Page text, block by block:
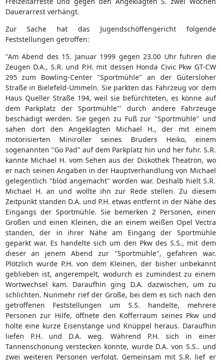
Dauerarrest verhängt.
Zur Sache hat das Jugendschöffengericht folgende
Feststellungen getroffen:
"Am Abend des 15. Januar 1999 gegen 23.00 Uhr fuhren die
Zeugen D.A., S.R. und P.H. mit dessen Honda Civic Pkw GT-CW
295 zum Bowling-Center "Sportmühle" an der Gütersloher
Straße in Bielefeld-Ummeln. Sie parkten das Fahrzeug vor dem
Haus Queller Straße 194, weil sie befürchteten, es könne auf
dem Parkplatz der Sportmühle"' durch andere Fahrzeuge
beschädigt werden. Sie gegen zu Fuß zur "Sportmühle" und
sahen dort den Angeklagten Michael H., der mit einem
motorisierten Miniroller seines Bruders Heiko, einem
sogenannten "Go Pad" auf dem Parkplatz hin und her fuhr. S.R.
kannte Michael H. vom Sehen aus der Diskothek Theatron, wo
er nach seinen Angaben in der Hauptverhandlung von Michael
gelegentlich "blöd angemacht" worden war. Deshalb hielt S.R.
Michael H. an und wollte ihn zur Rede stellen. Zu diesem
Zeitpunkt standen D.A. und P.H. etwas entfernt in der Nähe des
Eingangs der Sportmühle. Sie bemerken 2 Personen, einen
Großen und einen Kleinen, die an einem weißen Opel Vectra
standen, der in ihrer Nähe am Eingang der Sportmühle
geparkt war. Es handelte sich um den Pkw des S.S., mit dem
dieser an jenem Abend zur "Sportmühle", gefahren war.
Plötzlich wurde P.H. von dem Kleinen, der bisher unbekannt
geblieben ist, angerempelt, wodurch es zumindest zu einem
Wortwechsel kam. Daraufhin ging D.A. dazwischen, um zu
schlichten. Nunmehr rief der Große, bei dem es sich nach den
getroffenen Feststellungen um S.S. handelte, mehrere
Personen zur Hilfe, öffnete den Kofferraum seines Pkw und
holte eine kurze Eisenstange und Knüppel heraus. Daraufhin
liefen P.H. und D.A. weg. Während P.H. sich in einer
Tannenschonung verstecken konnte, wurde D.A. von S.S.. und
zwei weiteren Personen verfolgt. Gemeinsam mit S.R. lief er